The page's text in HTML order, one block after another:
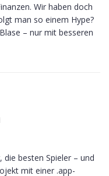
Wir haben doch
man so einem Hype?
– nur mit besseren
besten Spieler – und
mit einer .app-